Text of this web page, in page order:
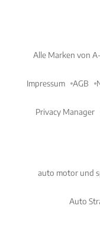
Alle Marken von
Impressum AGB
Privacy Manager
auto motor und
Auto